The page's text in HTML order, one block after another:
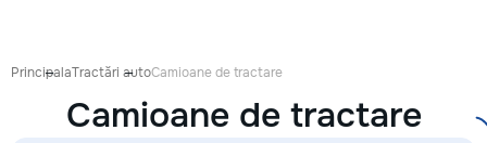
оклейку
полировку стекла
PrincipalaTractări autoCamioane de tractare
Camioane de tractare